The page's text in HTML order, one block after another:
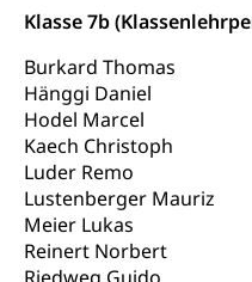
Klasse 7b
Burkard Thomas
Hänggi Daniel
Hodel Marcel
Kaech Christoph
Luder Remo
Lustenberger Mauriz
Meier Lukas
Reinert Norbert
AHV-
AHV-
AHV-
IV-
Behinderung
Körperbehinderung,
geistige Behinderung,
Erwerbsunfähigkeit,
Menschen
Kultur und Medien
Archive und